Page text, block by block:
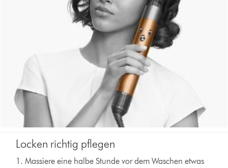
Locken richtig pflegen
Massiere eine halbe Stunde vor dem Waschen etwas